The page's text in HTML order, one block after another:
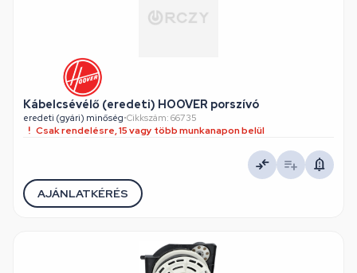
Kábelcsévélő (eredeti) HOOVER porszívó
eredeti (gyári) minőség•Cikkszám: 66735
Csak rendelésre, 15 vagy több munkanapon belül
AJÁNLATKÉRÉS